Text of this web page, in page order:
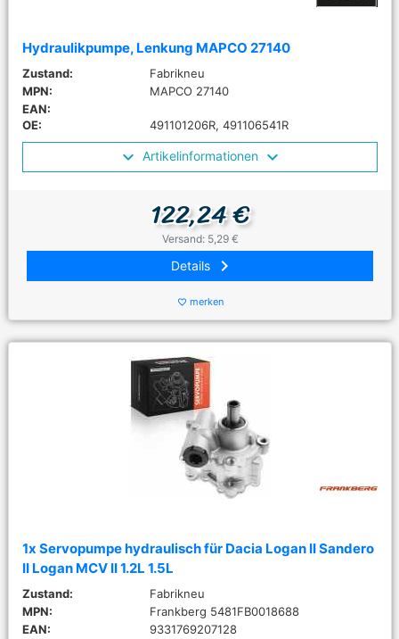
Hydraulikpumpe, Lenkung MAPCO 27140
Zustand:
Fabrikneu
MPN:
MAPCO 27140
EAN:
OE:
491101206R, 491106541R
Artikelinformationen
122,24 €
Versand: 5,29 €
Details keyboard_arrow_right
favorite_border merken
1x Servopumpe hydraulisch für Dacia Logan II Sandero
II Logan MCV II 1.2L 1.5L
Zustand:
Fabrikneu
MPN:
Frankberg 5481FB0018688
EAN:
9331769207128